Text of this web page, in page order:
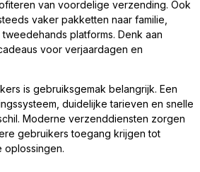
van voordelige verzending. Ook
vaker pakketten naar familie,
platforms. Denk aan
voor verjaardagen en
is gebruiksgemak belangrijk. Een
duidelijke tarieven en snelle
Moderne verzenddiensten zorgen
gebruikers toegang krijgen tot
oplossingen.